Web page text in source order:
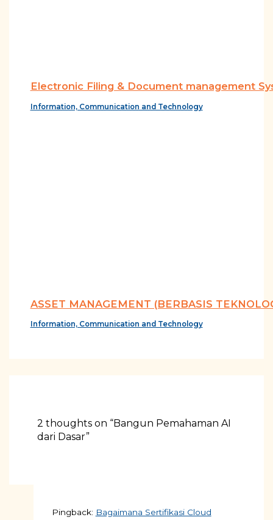
Electronic Filing & Document management
Information, Communication and Technology
ASSET MANAGEMENT (BERBASIS
Information, Communication and Technology
2 thoughts on “Bangun Pemahaman AI
dari Dasar”
Pingback: Bagaimana Sertifikasi Cloud